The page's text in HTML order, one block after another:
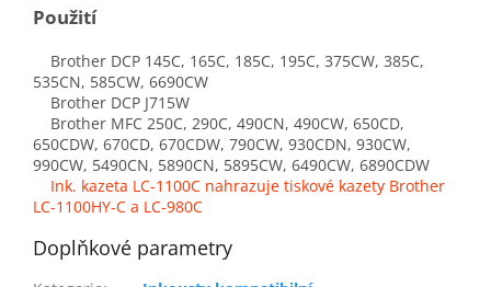
Použití
Brother DCP 145C, 165C, 185C, 195C, 375CW, 385C,
535CN, 585CW, 6690CW
Brother DCP J715W
Brother MFC 250C, 290C, 490CN, 490CW, 650CD,
650CDW, 670CD, 670CDW, 790CW, 930CDN, 930CW,
990CW, 5490CN, 5890CN, 5895CW, 6490CW, 6890CDW
Ink. kazeta LC-1100C nahrazuje tiskové kazety Brother
LC-1100HY-C a LC-980C
Doplňkové parametry